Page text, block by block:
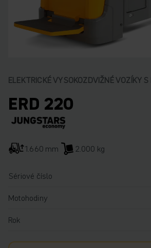
ELEKTRICKÉ VYSOKOZDVIŽNÉ VOZÍKY S
ERD 220
1.660 mm 2.000 kg
Sériové číslo
Motohodiny
Rok